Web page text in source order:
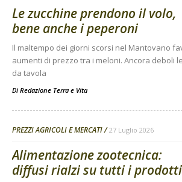
Le zucchine prendono il volo,
bene anche i peperoni
Il maltempo dei giorni scorsi nel Mantovano
aumenti di prezzo tra i meloni. Ancora deboli
da tavola
Di Redazione Terra e Vita
PREZZI AGRICOLI E MERCATI 27 Luglio 2026
Alimentazione zootecnica:
diffusi rialzi su tutti i prodotti